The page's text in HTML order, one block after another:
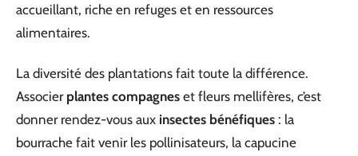
accueillant, riche en refuges et en ressources
alimentaires.
La diversité des plantations fait toute la différence.
Associer plantes compagnes et fleurs mellifères, c’est
donner rendez-vous aux insectes bénéfiques : la
bourrache fait venir les pollinisateurs, la capucine